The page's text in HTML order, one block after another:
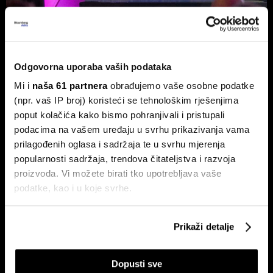
Odgovorna uporaba vaših podataka
Mi i naša 61 partneraobrađujemo vaše osobne podatke
(npr. vaš IP broj) koristeći se tehnološkim rješenjima
poput kolačića kako bismo pohranjivali i pristupali
podacima na vašem uređaju u svrhu prikazivanja vama
prilagođenih oglasa i sadržaja te u svrhu mjerenja
popularnosti sadržaja, trendova čitateljstva i razvoja
proizvoda. Vi možete birati tko upotrebljava vaše
podatke, kao i u koje svrhe.
Prikupljati podatke o vašoj geografskoj lokaciji,
koji mogu biti precizni do radijusa od nekoliko metara
Prepoznati vaš uređaj tako što ćemo aktivno
Prikaži detalje
Dopusti sve
Burze usporile, ali Adris i Telekom
Slovenije ne izlaze iz fokusa
Na Zagrebačkoj burzi smirivanje prometa u odnosu na
protekli mjesec.
strategija?
Zarada Crobex10 skočila,
burza u ljetnom zatišju. BBA
analitika daje presjek!